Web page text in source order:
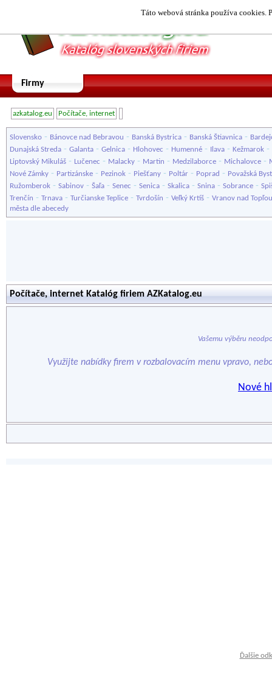
Táto webová stránka používa cookies.
Firmy
azkatalog.eu Počítače, internet
Slovensko - Bánovce nad Bebravou - Banská Bystrica - Banská Štiavnica -
Dunajská Streda - Galanta - Gelnica - Hlohovec - Humenné - Ilava - Kežmarok -
Liptovský Mikuláš - Lučenec - Malacky - Martin - Medzilaborce - Michalovce -
Nové Zámky - Partizánske - Pezinok - Piešťany - Poltár - Poprad - Považská
Ružomberok - Sabinov - Šaľa - Senec - Senica - Skalica - Snina - Sobrance -
Trenčín - Trnava - Turčianske Teplice - Tvrdošín - Veľký Krtíš - Vranov nad Topľou
města dle abecedy
Počítače, internet Katalóg firiem AZKatalog.eu
Vašemu výběru
Využijte nabídky firem v rozbalovacím menu vpravo,
Nové
Ďalšie